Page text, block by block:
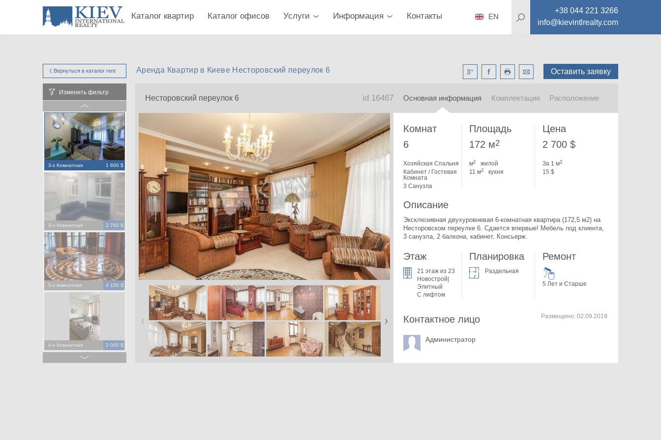
Каталог квартир Каталог офисов Услуги Информация Контакты
+38 044 221 3266
info@kievintlrealty.com
EN
Вернуться в каталог rent Оставить заявку
Аренда Квартир в Киеве Несторовский переулок 6
Изменить фильтр
3-х Комнатная 1 600 $
3-х Комнатная 2 760 $
5-х комнатная 4 100 $
4-х Комнатная 3 000 $
Несторовский переулок 6 id 16467 Основная информация Комплектация Расположение
Комнат
6
Хозяйская Спальня
Кабинет / Гостевая
Комната
3 Санузла
Площадь
172 м2
м2
жилой
11 м2 кухня
Цена
2 700 $
За 1 м2
15 $
Описание
Эксклюзивная двухуровневая 6-комнатная квартира (172,5 м2) на
Несторовском переулке 6. Сдается впервые! Мебель под клиента,
3 санузла, 2 балкона, кабинет. Консьерж.
Этаж
21 этаж из 23
Новострой|
Элитный
С лифтом
Планировка
Раздельная
Ремонт
5 Лет и Старше
Контактное лицо
Администратор
Размещено:02.09.2019